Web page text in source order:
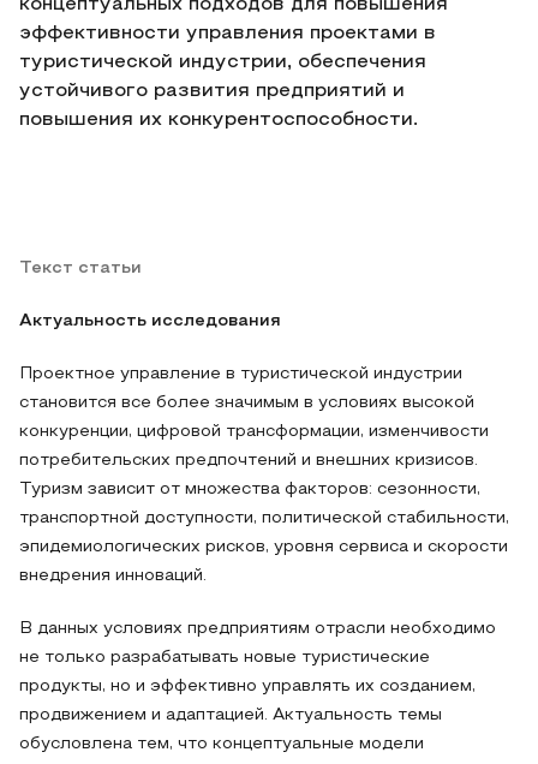
концептуальных подходов для повышения
эффективности управления проектами в
туристической индустрии, обеспечения
устойчивого развития предприятий и
повышения их конкурентоспособности.
Текст статьи
Актуальность исследования
Проектное управление в туристической индустрии
становится все более значимым в условиях высокой
конкуренции, цифровой трансформации, изменчивости
потребительских предпочтений и внешних кризисов.
Туризм зависит от множества факторов: сезонности,
транспортной доступности, политической стабильности,
эпидемиологических рисков, уровня сервиса и скорости
внедрения инноваций.
В данных условиях предприятиям отрасли необходимо
не только разрабатывать новые туристические
продукты, но и эффективно управлять их созданием,
продвижением и адаптацией. Актуальность темы
обусловлена тем, что концептуальные модели